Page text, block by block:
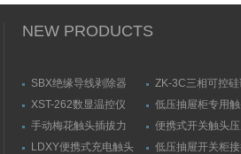
NEW PRODUCTS
SBX绝缘导线剥除器
ZK-3C三相可控
触发器
XST-262数显温控仪
低压抽屉柜专用
力测量仪套装
手动梅花触头插拔力
（推拉力）测量仪
便携式开关触头
（夹紧力）测量仪
LDXY便携式充电触头
低压抽屉开关柜